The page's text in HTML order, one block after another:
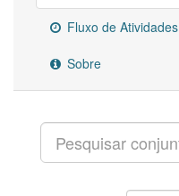
Fluxo de Atividades
Sobre